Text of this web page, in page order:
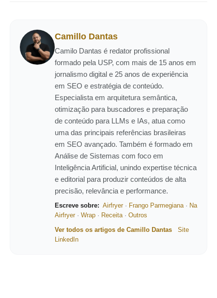
Camillo Dantas
Camilo Dantas é redator profissional
formado pela USP, com mais de 15 anos em
jornalismo digital e 25 anos de experiência
em SEO e estratégia de conteúdo.
Especialista em arquitetura semântica,
otimização para buscadores e preparação
de conteúdo para LLMs e IAs, atua como
uma das principais referências brasileiras
em SEO avançado. Também é formado em
Análise de Sistemas com foco em
Inteligência Artificial, unindo expertise técnica
e editorial para produzir conteúdos de alta
precisão, relevância e performance.
Escreve sobre: Airfryer· Frango Parmegiana· Na
Airfryer· Wrap · Receita· Outros
Ver todos os artigos de Camillo Dantas
Site
LinkedIn